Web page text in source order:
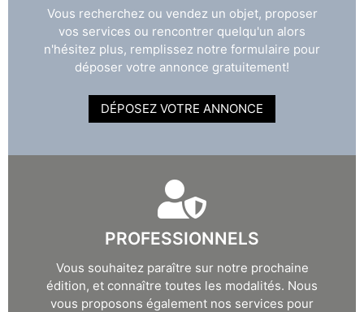
Vous recherchez ou vendez un objet, proposer
vos services ou rencontrer quelqu'un alors
n'hésitez plus, remplissez notre formulaire pour
déposer votre annonce gratuitement!
DÉPOSEZ VOTRE ANNONCE
PROFESSIONNELS
Vous souhaitez paraître sur notre prochaine
édition, et connaître toutes les modalités. Nous
vous proposons également nos services pour